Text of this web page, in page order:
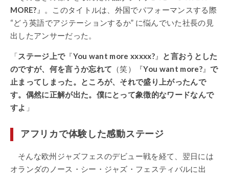
MORE? 』。このタイトルは、外国でパフォーマンスする際
“どう英語でアジテーションするか” に悩んでいた社長の見
出したアンサーだった。
「ステージ上で『You want more xxxxx?』 と言おうとした
のですが、何を言うか忘れて （笑）『You want more?』で
止まってしまった。ところが、それで盛り上がったんで
す。偶然に正解が出た。僕にとって象徴的なワードなんで
すよ 」
アフリカで体験した感動ステージ
そんな欧州ジャズフェスのデビュー戦を経て、翌日には
オランダのノース・シー・ジャズ・フェスティバルに出